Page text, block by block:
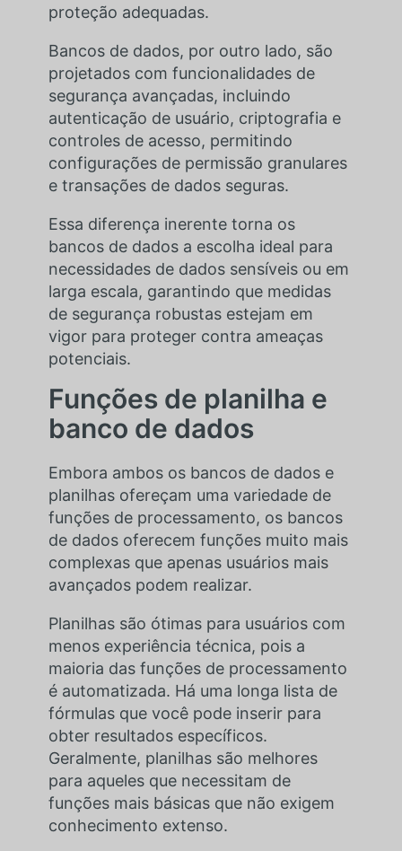
proteção adequadas.
Bancos de dados, por outro lado, são
projetados com funcionalidades de
segurança avançadas, incluindo
autenticação de usuário, criptografia e
controles de acesso, permitindo
configurações de permissão granulares
e transações de dados seguras.
Essa diferença inerente torna os
bancos de dados a escolha ideal para
necessidades de dados sensíveis ou em
larga escala, garantindo que medidas
de segurança robustas estejam em
vigor para proteger contra ameaças
potenciais.
Funções de planilha e
banco de dados
Embora ambos os bancos de dados e
planilhas ofereçam uma variedade de
funções de processamento, os bancos
de dados oferecem funções muito mais
complexas que apenas usuários mais
avançados podem realizar.
Planilhas são ótimas para usuários com
menos experiência técnica, pois a
maioria das funções de processamento
é automatizada. Há uma longa lista de
fórmulas que você pode inserir para
obter resultados específicos.
Geralmente, planilhas são melhores
para aqueles que necessitam de
funções mais básicas que não exigem
conhecimento extenso.